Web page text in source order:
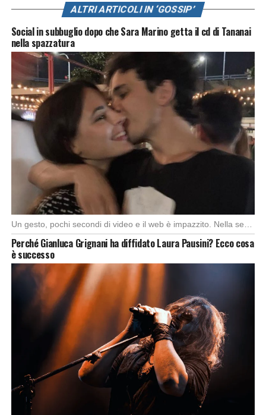
ALTRI ARTICOLI IN ‘GOSSIP’
Social in subbuglio dopo che Sara Marino getta il cd di Tananai
nella spazzatura
Perché Gianluca Grignani ha diffidato Laura Pausini? Ecco cosa
è successo